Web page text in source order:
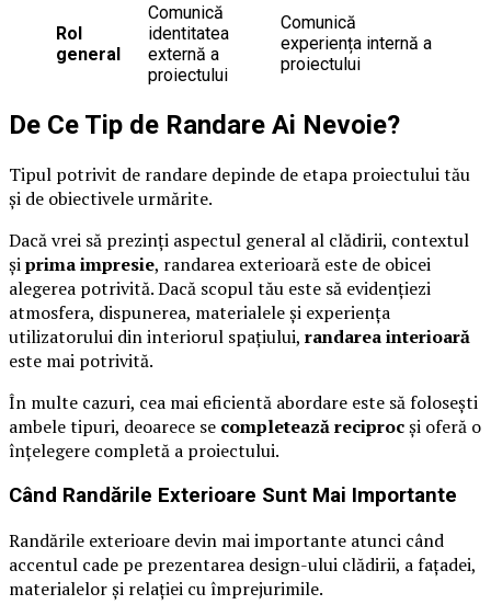
Rol
general
Comunică
identitatea
externă a
proiectului
Comunică
experiența internă a
proiectului
De Ce Tip de Randare Ai Nevoie?
Tipul potrivit de randare depinde de etapa proiectului tău
și de obiectivele urmărite.
Dacă vrei să prezinți aspectul general al clădirii, contextul
șiprima impresie, randarea exterioară este de obicei
alegerea potrivită. Dacă scopul tău este să evidențiezi
atmosfera, dispunerea, materialele și experiența
utilizatorului din interiorul spațiului, randarea interioară
este mai potrivită.
În multe cazuri, cea mai eficientă abordare este să folosești
ambele tipuri, deoarece se completează reciprocși oferă o
înțelegere completă a proiectului.
Când Randările Exterioare Sunt Mai Importante
Randările exterioare devin mai importante atunci când
accentul cade pe prezentarea design-ului clădirii, a fațadei,
materialelor și relației cu împrejurimile.